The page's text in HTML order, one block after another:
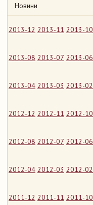
Новини
2013-12 2013-11 2013-10
2013-08 2013-07 2013-06
2013-04 2013-03 2013-02
2012-12 2012-11 2012-10
2012-08 2012-07 2012-06
2012-04 2012-03 2012-02
2011-12 2011-11 2011-10